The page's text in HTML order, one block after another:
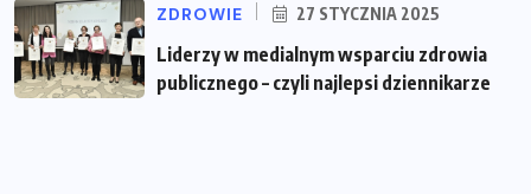
ZDROWIE 27 STYCZNIA 2025
Liderzy w medialnym wsparciu zdrowia
publicznego – czyli najlepsi dziennikarze